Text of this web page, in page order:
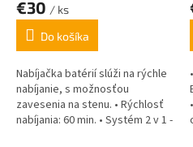
€30 / ks
Do košíka
Nabíjačka batérií slúži na rýchle
nabíjanie, s možnosťou
zavesenia na stenu. • Rýchlosť
nabíjania: 60 min. • Systém 2 v 1 -